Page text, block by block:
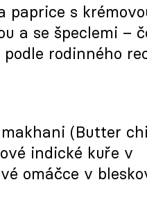
paprice s
a se špeclemi –
podle rodinného
(Butter
indické kuře v
omáčce v